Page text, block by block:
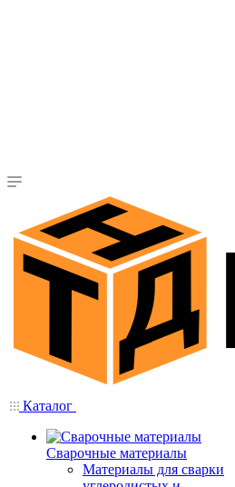
Каталог
Сварочные материалы
Материалы для сварки